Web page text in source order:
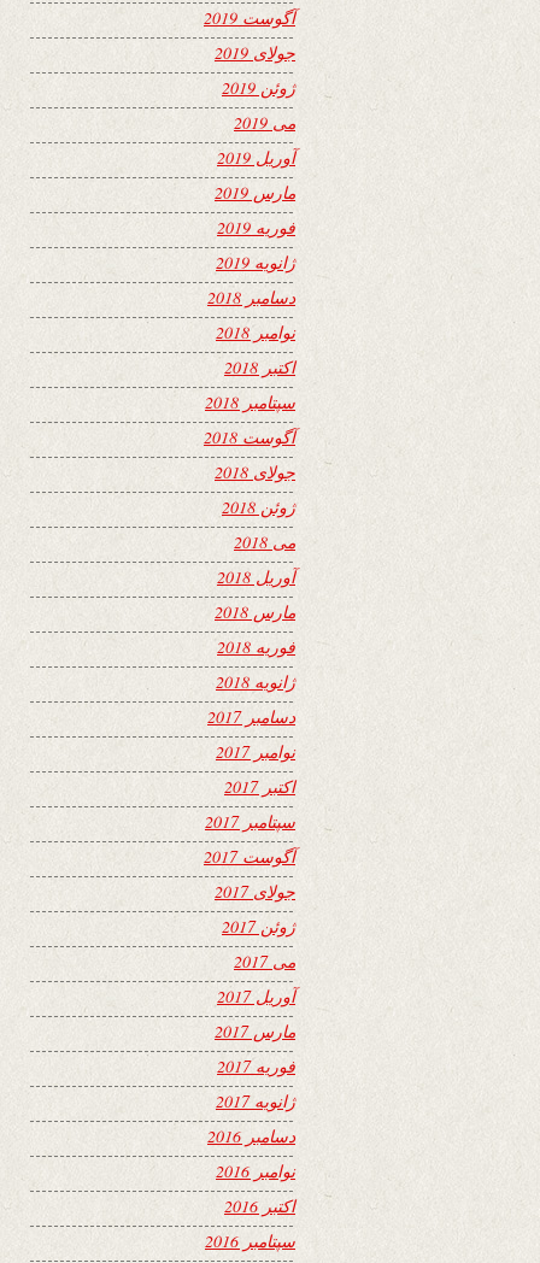
آگوست 2019
جولای 2019
ژوئن 2019
می 2019
آوریل 2019
مارس 2019
فوریه 2019
ژانویه 2019
دسامبر 2018
نوامبر 2018
اکتبر 2018
سپتامبر 2018
آگوست 2018
جولای 2018
ژوئن 2018
می 2018
آوریل 2018
مارس 2018
فوریه 2018
ژانویه 2018
دسامبر 2017
نوامبر 2017
اکتبر 2017
سپتامبر 2017
آگوست 2017
جولای 2017
ژوئن 2017
می 2017
آوریل 2017
مارس 2017
فوریه 2017
ژانویه 2017
دسامبر 2016
نوامبر 2016
اکتبر 2016
سپتامبر 2016